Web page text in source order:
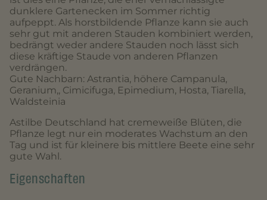
dunklere Gartenecken im Sommer richtig
aufpeppt. Als horstbildende Pflanze kann sie auch
sehr gut mit anderen Stauden kombiniert werden,
bedrängt weder andere Stauden noch lässt sich
diese kräftige Staude von anderen Pflanzen
verdrängen.
Gute Nachbarn: Astrantia, höhere Campanula,
Geranium,, Cimicifuga, Epimedium, Hosta, Tiarella,
Waldsteinia
Astilbe Deutschland hat cremeweiße Blüten, die
Pflanze legt nur ein moderates Wachstum an den
Tag und ist für kleinere bis mittlere Beete eine sehr
gute Wahl.
Eigenschaften